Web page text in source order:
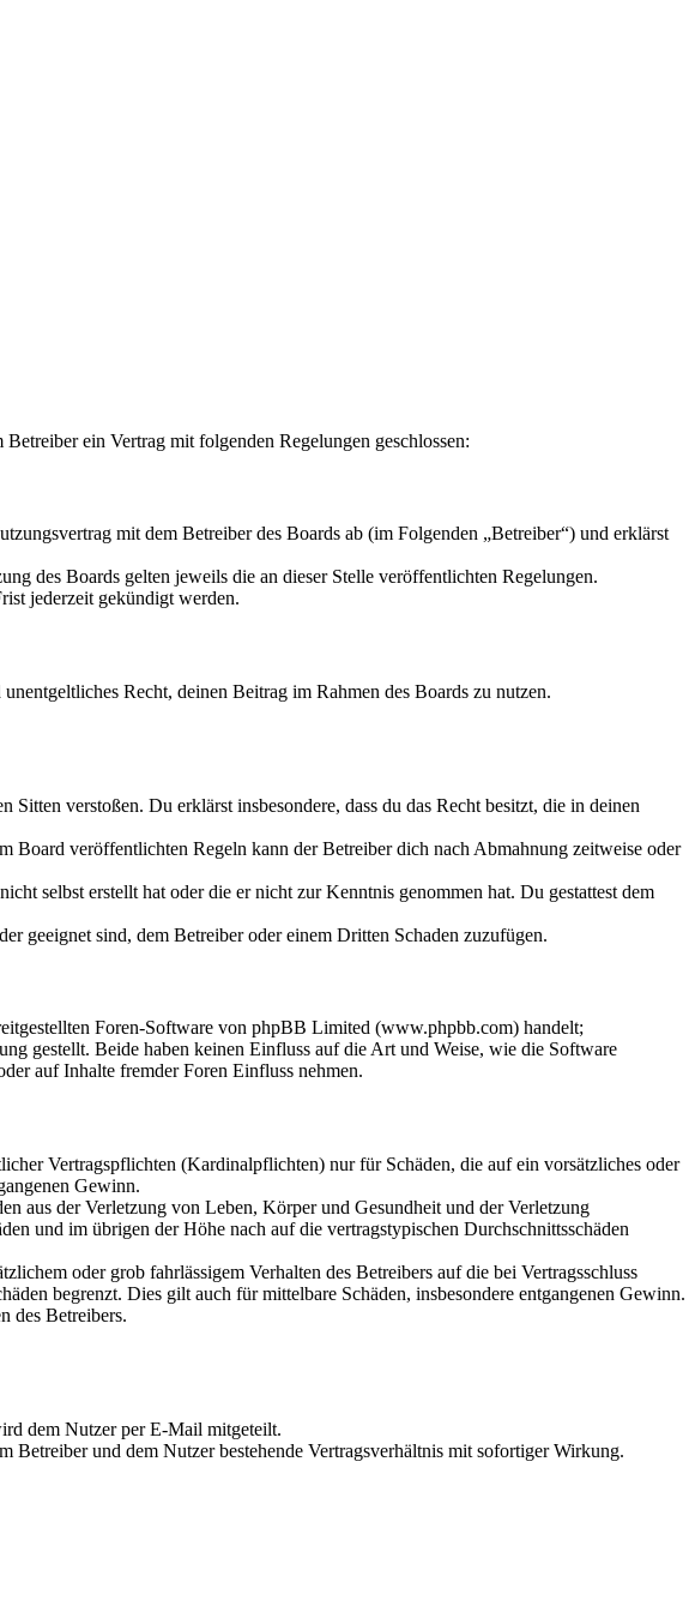
ein Vertrag mit folgenden Regelungen geschlossen:
mit dem Betreiber des Boards ab (im Folgenden „Betreiber“) und erklärst
des Boards gelten jeweils die an dieser Stelle veröffentlichten Regelungen.
jederzeit gekündigt werden.
Recht, deinen Beitrag im Rahmen des Boards zu nutzen.
verstoßen. Du erklärst insbesondere, dass du das Recht besitzt, die in deinen
Board veröffentlichten Regeln kann der Betreiber dich nach Abmahnung zeitweise oder
selbst erstellt hat oder die er nicht zur Kenntnis genommen hat. Du gestattest dem
geeignet sind, dem Betreiber oder einem Dritten Schaden zuzufügen.
Foren-Software von phpBB Limited (www.phpbb.com) handelt;
gestellt. Beide haben keinen Einfluss auf die Art und Weise, wie die Software
auf Inhalte fremder Foren Einfluss nehmen.
Vertragspflichten (Kardinalpflichten) nur für Schäden, die auf ein vorsätzliches oder
Gewinn.
aus der Verletzung von Leben, Körper und Gesundheit und der Verletzung
und im übrigen der Höhe nach auf die vertragstypischen Durchschnittsschäden
oder grob fahrlässigem Verhalten des Betreibers auf die bei Vertragsschluss
begrenzt. Dies gilt auch für mittelbare Schäden, insbesondere entgangenen Gewinn.
des Betreibers.
dem Nutzer per E-Mail mitgeteilt.
und dem Nutzer bestehende Vertragsverhältnis mit sofortiger Wirkung.